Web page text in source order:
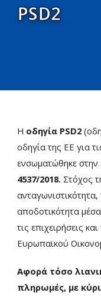
Ελ
PSD2
Η οδηγία PSD2
οδηγία της ΕΕ για
ενσωματώθηκε στην
4537/2018. Στόχος
ανταγωνιστικότητα,
αποδοτικότητα
τις επιχειρήσεις
Ευρωπαϊκού
Αφορά τόσο
πληρωμές, με